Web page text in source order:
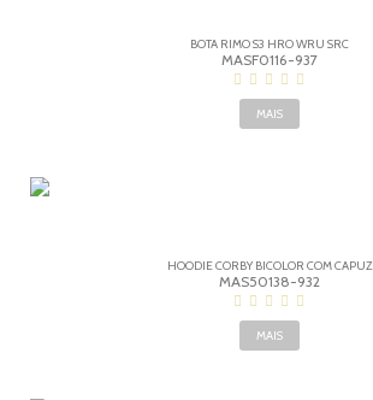
BOTA RIMO S3 HRO WRU SRC
MASF0116-937
MAIS
HOODIE CORBY BICOLOR COM CAPUZ
MAS50138-932
MAIS